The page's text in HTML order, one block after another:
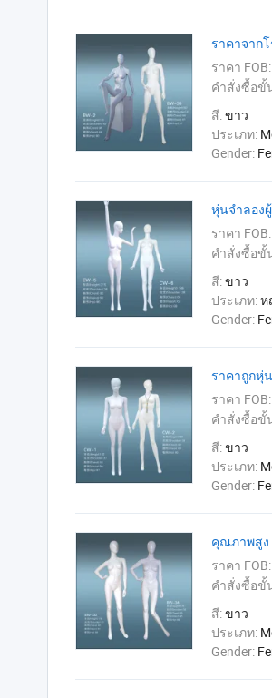
ราคาจาก
ราคา FOB:
คำสั่งซื้อขั้
สี:ขาว
ประเภท:
Gender:
หุ่นจำลอง
ราคา FOB:
คำสั่งซื้อขั้
สี:ขาว
ประเภท:ห
Gender:
ราคาถูกหุ่
ราคา FOB:
คำสั่งซื้อขั้
สี:ขาว
ประเภท:
Gender:
คุณภาพสูง
ราคา FOB:
คำสั่งซื้อขั้
สี:ขาว
ประเภท:
Gender: